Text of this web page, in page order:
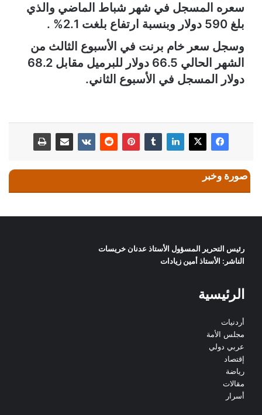
سعره المسجل في شهر شباط الماضي والذي
بلغ 590 دولار وبنسبة ارتفاع بلغت 2.1% .
وسجل سعر خام برنت في الأسبوع الثالث من
الشهر الحالي 66.5 دولار للبرميل مقابل 68.2
دولار المسجل في الأسبوع الثاني.
صورة وخبر
رئيس التحرير المسؤول الأستاذ عدنان خريسات
الناشر: الأستاذ أمين زيادات
الرئيسية
أردنيات
مجلس الأمة
عربي دولي
إقتصاد
رياضة
مقالات
أسرار